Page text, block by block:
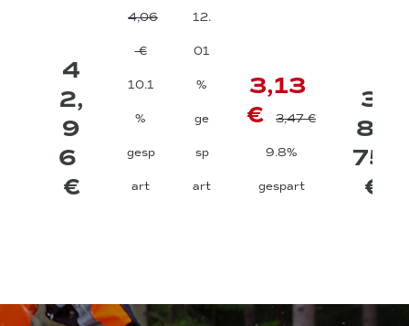
4
2,
9
6
€
4,06
€
10.1
%
gesp
art
12.
01
%
ge
sp
art
3,13
€
3,47 €
9.8%
gespart
3
8,
75
€